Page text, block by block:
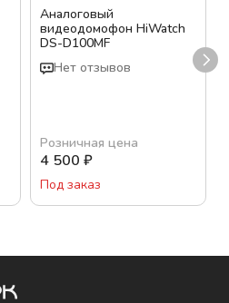
Аналоговый
видеодомофон HiWatch
DS-D100MF
Нет отзывов
Розничная цена
4 500 ₽
Под заказ